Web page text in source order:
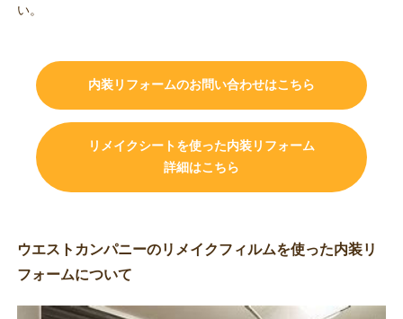
い。
内装リフォームのお問い合わせはこちら
リメイクシートを使った内装リフォーム
詳細はこちら
ウエストカンパニーのリメイクフィルムを使った内装リ
フォームについて